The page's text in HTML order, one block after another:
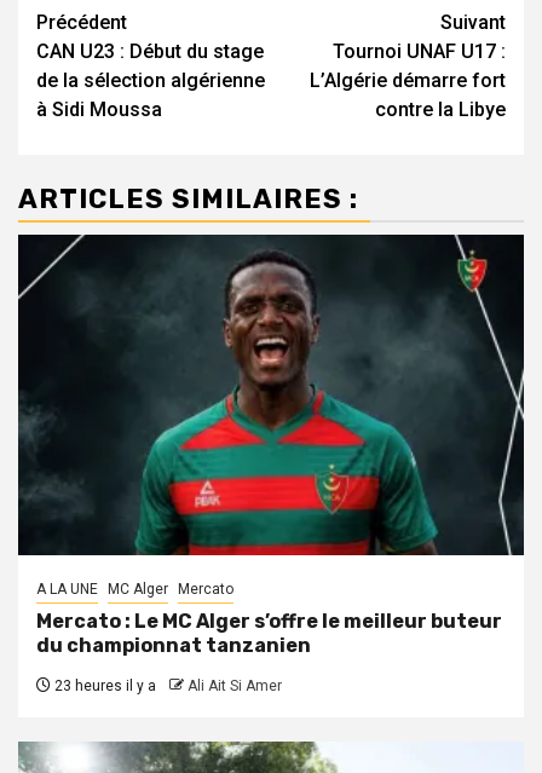
Navigation
d’article
Précédent
CAN U23 : Début du stage
de la sélection algérienne
à Sidi Moussa
Suivant
Tournoi UNAF U17 :
L’Algérie démarre fort
contre la Libye
ARTICLES SIMILAIRES :
A LA UNE MC Alger Mercato
Mercato : Le MC Alger s’offre le meilleur buteur
du championnat tanzanien
23 heures il y a Ali Ait Si Amer